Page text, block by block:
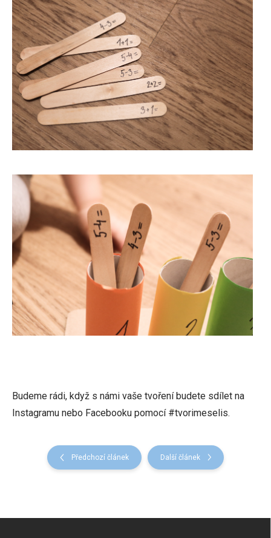
Budeme rádi, když s námi vaše tvoření budete sdílet na
Instagramu nebo Facebooku pomocí #tvorimeselis.
Předchozí článek Další článek